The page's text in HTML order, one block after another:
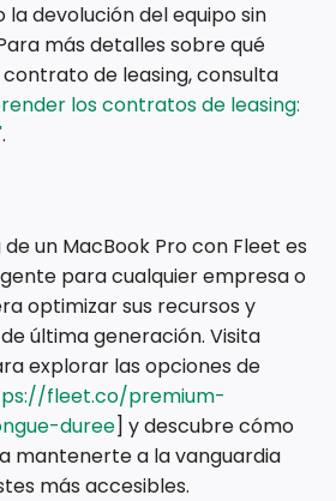
devolución del equipo sin
más detalles sobre qué
de leasing, consulta
los contratos de leasing:
.
un MacBook Pro con Fleet es
para cualquier empresa o
optimizar sus recursos y
última generación. Visita
explorar las opciones de
fleet.co/premium-
duree] y descubre cómo
mantenerte a la vanguardia
más accesibles.